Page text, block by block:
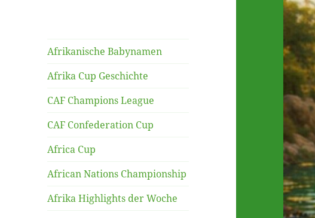
Afrikanische Babynamen
Afrika Cup Geschichte
CAF Champions League
CAF Confederation Cup
Africa Cup
African Nations Championship
Afrika Highlights der Woche